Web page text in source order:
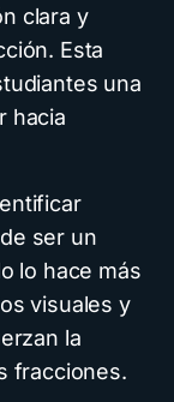
clara y
Esta
una
hacia
ser un
lo hace más
visuales y
la
fracciones.